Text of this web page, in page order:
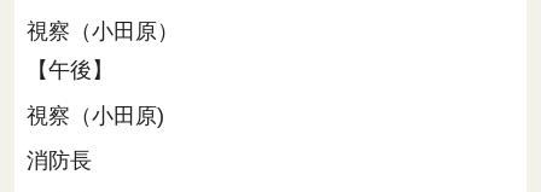
視察（小田原）
【午後】
視察（小田原)
消防長